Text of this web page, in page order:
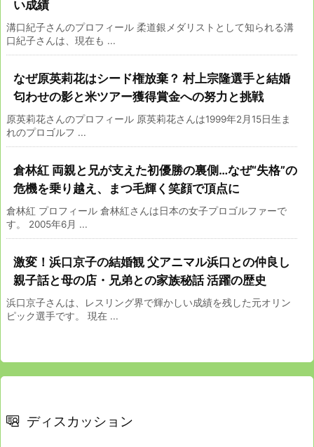
い成績
溝口紀子さんのプロフィール 柔道銀メダリストとして知られる溝
口紀子さんは、現在も ...
なぜ原英莉花はシード権放棄？ 村上宗隆選手と結婚
匂わせの影と米ツアー獲得賞金への努力と挑戦
原英莉花さんのプロフィール 原英莉花さんは1999年2月15日生ま
れのプロゴルフ ...
倉林紅 両親と兄が支えた初優勝の裏側…なぜ“失格”の
危機を乗り越え、まつ毛輝く笑顔で頂点に
倉林紅 プロフィール 倉林紅さんは日本の女子プロゴルファーで
す。 2005年6月 ...
激変！浜口京子の結婚観 父アニマル浜口との仲良し
親子話と母の店・兄弟との家族秘話 活躍の歴史
浜口京子さんは、レスリング界で輝かしい成績を残した元オリン
ピック選手です。 現在 ...
ディスカッション